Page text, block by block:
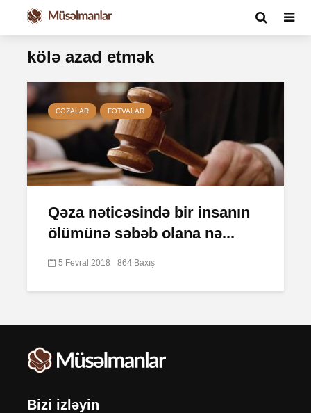
kölə azad etmək
CƏZALAR FƏTVALAR
Qəza nəticəsində bir insanın
ölümünə səbəb olana nə...
5 Fevral 2018 864 Baxış
Bizi izləyin